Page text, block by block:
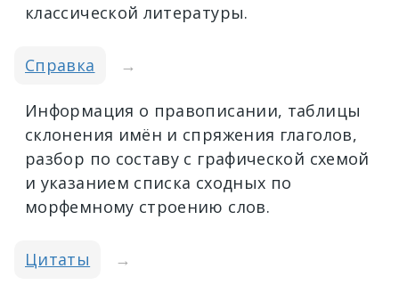
классической литературы.
Справка →
Информация о правописании, таблицы
склонения имён и спряжения глаголов,
разбор по составу с графической схемой
и указанием списка сходных по
морфемному строению слов.
Цитаты →